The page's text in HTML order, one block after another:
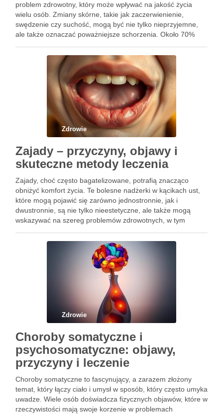
problem zdrowotny, który może wpływać na jakość życia
wielu osób. Zmiany skórne, takie jak zaczerwienienie,
swędzenie czy suchość, mogą być nie tylko nieprzyjemne,
ale także oznaczać poważniejsze schorzenia. Około 70%
zapaleń, takich jak atopowe zapalenie skóry …
Zdrowie
Zajady – przyczyny, objawy i
skuteczne metody leczenia
Zajady, choć często bagatelizowane, potrafią znacząco
obniżyć komfort życia. Te bolesne nadżerki w kącikach ust,
które mogą pojawić się zarówno jednostronnie, jak i
dwustronnie, są nie tylko nieestetyczne, ale także mogą
wskazywać na szereg problemów zdrowotnych, w tym
zazwyczaj skuteczne i szybkie, wymaga …
Zdrowie
Choroby somatyczne i
psychosomatyczne: objawy,
przyczyny i leczenie
Choroby somatyczne to fascynujący, a zarazem złożony
temat, który łączy ciało i umysł w sposób, który często umyka
uwadze. Wiele osób doświadcza fizycznych objawów, które w
rzeczywistości mają swoje korzenie w problemach